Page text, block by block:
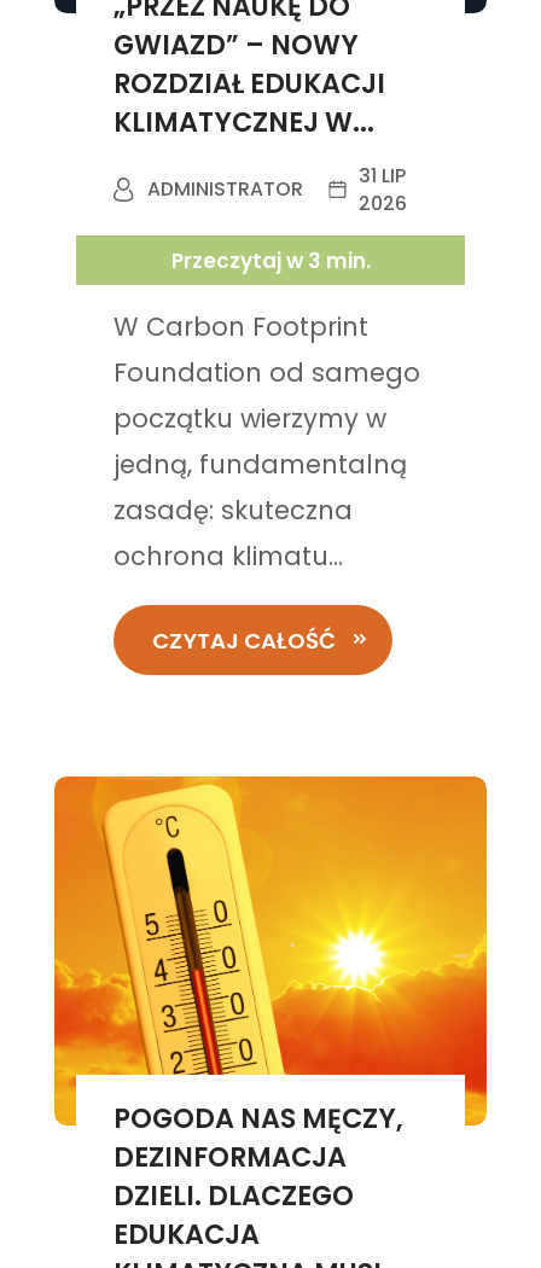
GWIAZD” – NOWY
ROZDZIAŁ EDUKACJI
KLIMATYCZNEJ W...
ADMINISTRATOR
31 LIP
2026
Przeczytaj w 3 min.
W Carbon Footprint
Foundation od samego
początku wierzymy w
jedną, fundamentalną
zasadę: skuteczna
ochrona klimatu...
CZYTAJ CAŁOŚĆ
POGODA NAS MĘCZY,
DEZINFORMACJA
DZIELI. DLACZEGO
EDUKACJA